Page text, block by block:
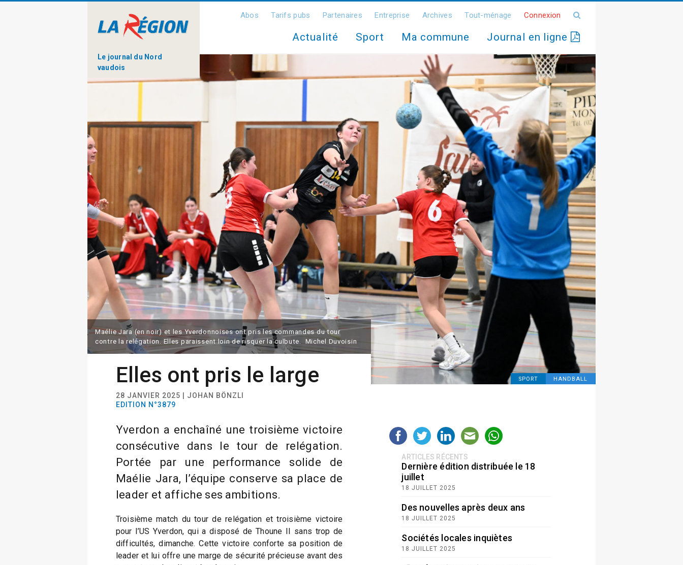
Le journal du Nord
vaudois
Abos Tarifs pubs Partenaires Entreprise Archives Tout-ménage Connexion
Actualité Sport Ma commune Journal en ligne
SPORT HANDBALL
Maélie Jara (en noir) et les Yverdonnoises ont pris les commandes du tour
contre la relégation. Elles paraissent loin de risquer la culbute. Michel Duvoisin
Elles ont pris le large
28 JANVIER 2025 | JOHAN BÖNZLI
EDITION N°3879
Yverdon a enchaîné une troisième victoire
consécutive dans le tour de relégation.
Portée par une performance solide de
Maélie Jara, l’équipe conserve sa place de
leader et affiche ses ambitions.
Troisième match du tour de relégation et troisième victoire
pour l’US Yverdon, qui a disposé de Thoune II sans trop de
difficultés, dimanche. Cette victoire conforte sa position de
leader et lui offre une marge de sécurité précieuse avant des
ARTICLES RÉCENTS
Dernière édition distribuée le 18
juillet
18 JUILLET 2025
Des nouvelles après deux ans
18 JUILLET 2025
Sociétés locales inquiètes
18 JUILLET 2025